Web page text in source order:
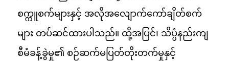
စက္ကူစက်များနှင့် အလိုအလျောက်ကော်ချိတ်စက်
များ တပ်ဆင်ထားပါသည်။ ထို့အပြင်၊ သိပ္ပံနည်းကျ
စီမံခန့်ခွဲမှု၏ စဉ်ဆက်မပြတ်တိုးတက်မှုနှင့်